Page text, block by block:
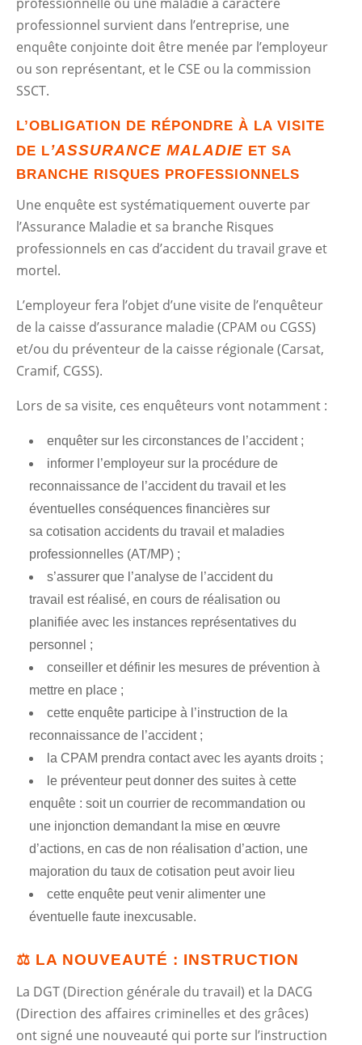
professionnel survient dans l’entreprise, une
enquête conjointe doit être menée par l’employeur
ou son représentant, et le CSE ou la commission
SSCT.
L’OBLIGATION DE RÉPONDRE À LA VISITE
DE L’ASSURANCE MALADIE ET SA
BRANCHE RISQUES PROFESSIONNELS
Une enquête est systématiquement ouverte par
l’Assurance Maladie et sa branche Risques
professionnels en cas d’accident du travail grave et
mortel.
L’employeur fera l’objet d’une visite de l’enquêteur
de la caisse d’assurance maladie (CPAM ou CGSS)
et/ou du préventeur de la caisse régionale (Carsat,
Cramif, CGSS).
Lors de sa visite, ces enquêteurs vont notamment :
enquêter sur les circonstances de l’accident ;
informer l’employeur sur la procédure de
reconnaissance de l’accident du travail et les
éventuelles conséquences financières sur
sa cotisation accidents du travail et maladies
professionnelles (AT/MP) ;
s’assurer que l’analyse de l’accident du
travail est réalisé, en cours de réalisation ou
planifiée avec les instances représentatives du
personnel ;
conseiller et définir les mesures de prévention à
mettre en place ;
cette enquête participe à l’instruction de la
reconnaissance de l’accident ;
la CPAM prendra contact avec les ayants droits ;
le préventeur peut donner des suites à cette
enquête : soit un courrier de recommandation ou
une injonction demandant la mise en œuvre
d’actions, en cas de non réalisation d’action, une
majoration du taux de cotisation peut avoir lieu
cette enquête peut venir alimenter une
éventuelle faute inexcusable.
⚖️ LA NOUVEAUTÉ : INSTRUCTION
La DGT (Direction générale du travail) et la DACG
(Direction des affaires criminelles et des grâces)
ont signé une nouveauté qui porte sur l’instruction